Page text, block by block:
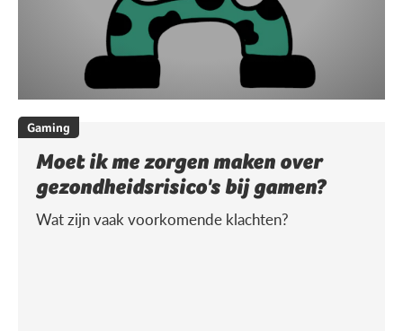
Gaming
Moet ik me zorgen maken over
gezondheidsrisico's bij gamen?
Wat zijn vaak voorkomende klachten?